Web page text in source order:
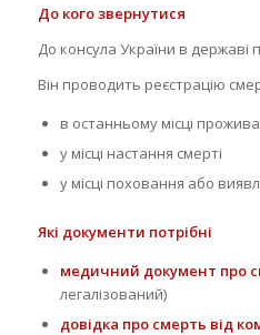
До кого звернутися
До консула України в державі
Він проводить реєстрацію
в останньому місці
у місці настання смерті
у місці поховання або
Які документи потрібні
медичний документ про
легалізований)
довідка про смерть від